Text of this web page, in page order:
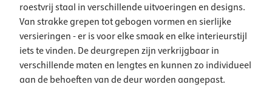
roestvrij staal in verschillende uitvoeringen en designs.
Van strakke grepen tot gebogen vormen en sierlijke
versieringen - er is voor elke smaak en elke interieurstijl
iets te vinden. De deurgrepen zijn verkrijgbaar in
verschillende maten en lengtes en kunnen zo individueel
aan de behoeften van de deur worden aangepast.